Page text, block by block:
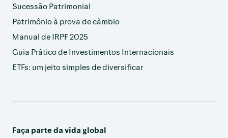
Sucessão Patrimonial
Patrimônio à prova de câmbio
Manual de IRPF 2025
Guia Prático de Investimentos Internacionais
ETFs: um jeito simples de diversificar
Faça parte da vida global